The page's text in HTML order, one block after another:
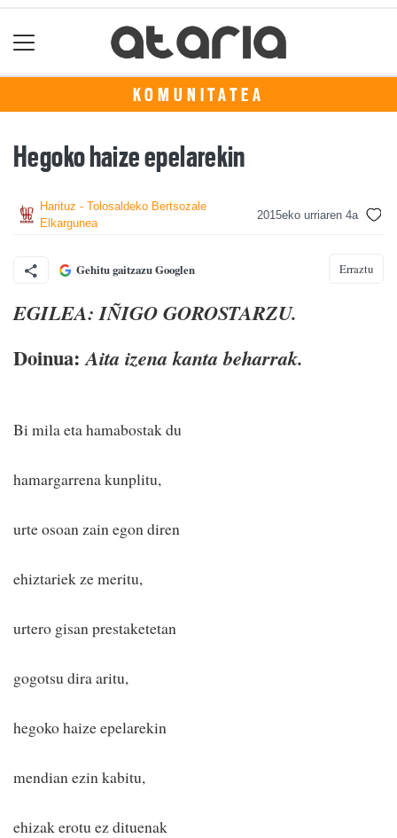
KOMUNITATEA
Hegoko haize epelarekin
Harituz - Tolosaldeko Bertsozale
Elkargunea
2015eko urriaren 4a
Gehitu gaitzazu Googlen Erraztu
EGILEA: IÑIGO GOROSTARZU.
Doinua:Aita izena kanta beharrak.
Bi mila eta hamabostak du
hamargarrena kunplitu,
urte osoan zain egon diren
ehiztariek ze meritu,
urtero gisan prestaketetan
gogotsu dira aritu,
hegoko haize epelarekin
mendian ezin kabitu,
ehizak erotu ez dituenak